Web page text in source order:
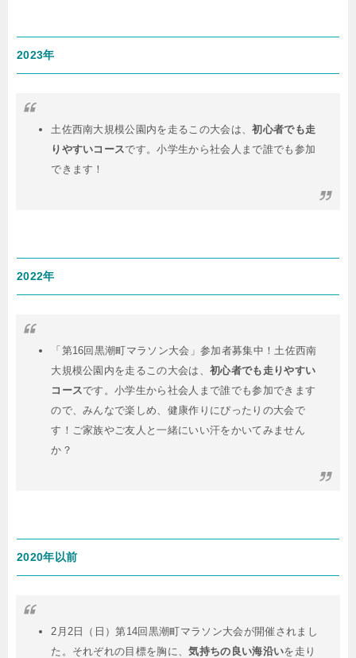
2023年
土佐西南大規模公園内を走るこの大会は、初心者でも走
りやすいコースです。小学生から社会人まで誰でも参加
できます！
2022年
「第16回黒潮町マラソン大会」参加者募集中！土佐西南
大規模公園内を走るこの大会は、 初心者でも走りやすい
コースです。小学生から社会人まで誰でも参加できます
ので、みんなで楽しめ、健康作りにぴったりの大会で
す！ご家族やご友人と一緒にいい汗をかいてみません
か？
2020年以前
2月2日（日）第14回黒潮町マラソン大会が開催されまし
た。それぞれの目標を胸に、気持ちの良い海沿いを走り